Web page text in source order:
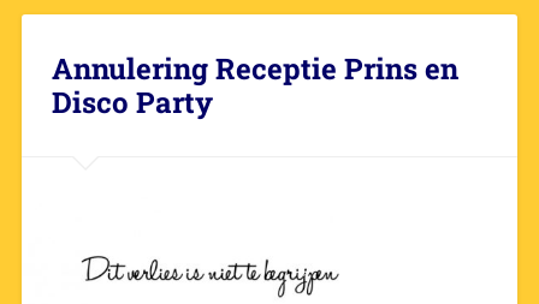
Annulering Receptie Prins en
Disco Party